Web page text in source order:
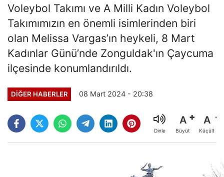
Voleybol Takımı ve A Milli Kadın Voleybol
Takımımızın en önemli isimlerinden biri
olan Melissa Vargas’ın heykeli, 8 Mart
Kadınlar Günü’nde Zonguldak'ın Çaycuma
ilçesinde konumlandırıldı.
DIĞER HABERLER 08 Mart 2024 - 20:38
Dinle
A
Büyüt
A
Küçült